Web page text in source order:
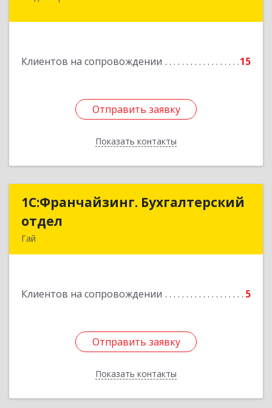
Клиентов на сопровождении 15
Отправить заявку
Показать контакты
Отправить заявку
Назад
1С:Франчайзинг. Бухгалтерский
отдел
Гай
Клиентов на сопровождении 5
Отправить заявку
Показать контакты
1С:Франчайзинг. Бухгалтерский
Подробнее
Отправить заявку
Назад